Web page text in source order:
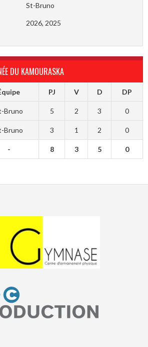
St-Bruno
2026, 2025
DU KAMOURASKA
PJ V D DP
Bruno 5 2 3 0
Bruno 3 1 2 0
- 8 3 5 0